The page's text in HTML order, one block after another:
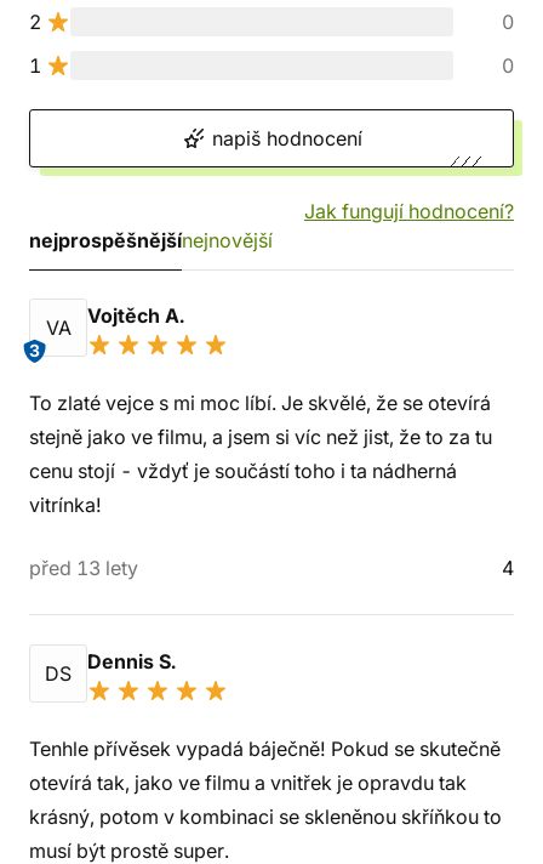
2
0
1
0
napiš hodnocení
Jak fungují hodnocení?
nejprospěšnějšínejnovější
VA
3
Vojtěch A.
To zlaté vejce s mi moc líbí. Je skvělé, že se otevírá
stejně jako ve filmu, a jsem si víc než jist, že to za tu
cenu stojí - vždyť je součástí toho i ta nádherná
vitrínka!
před 13 lety 4
DS Dennis S.
Tenhle přívěsek vypadá báječně! Pokud se skutečně
otevírá tak, jako ve filmu a vnitřek je opravdu tak
krásný, potom v kombinaci se skleněnou skříňkou to
musí být prostě super.